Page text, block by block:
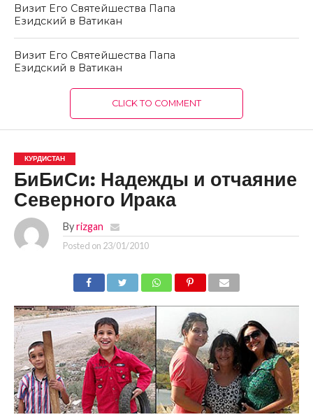
Визит Его Святейшества Папа
Езидский в Ватикан
Визит Его Святейшества Папа
Езидский в Ватикан
CLICK TO COMMENT
КУРДИСТАН
БиБиСи: Надежды и отчаяние
Северного Ирака
By rizgan
Posted on 23/01/2010